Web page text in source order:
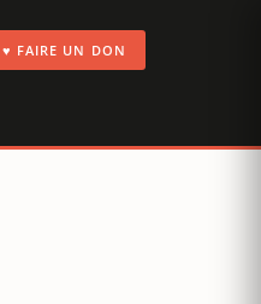
♥ FAIRE UN DON